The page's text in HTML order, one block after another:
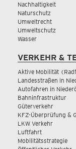
Nachhaltigkeit
Naturschutz
Umweltrecht
Umweltschutz
Wasser
VERKEHR &
Aktive Mobilität
Landesstraßen in
Autofahren in
Bahninfrastruktur
Güterverkehr
KFZ-Überprüfung &
LKW Verkehr
Luftfahrt
Mobilitätsstrategie